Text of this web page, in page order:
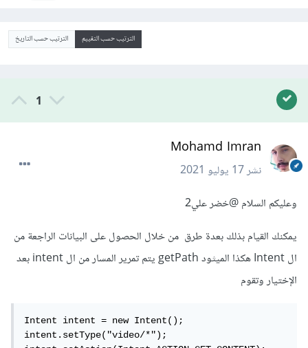
الترتيب حسب التقييم الترتيب حسب التاريخ
1
Mohamd Imran
نشر17 يوليو 2021
وعليكم السلام@خضر علي2
يمكنك القيام بذلك بعدة طرق من خلال الحصول على البيانات الراجعة من
ال Intent هكذا الميثود getPath يتم تمرير المسار من ال intent بعد
الإختيار وتقوم
Intent intent = new Intent();
intent.setType("video/*");